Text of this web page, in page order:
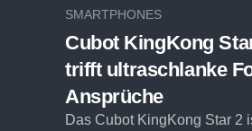
SMARTPHONES
Cubot KingKong
trifft ultraschlanke
Ansprüche
Das Cubot KingKong Star 2